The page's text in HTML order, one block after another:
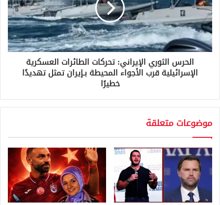
الحرس الثوري الإيراني: تحركات الطائرات العسكرية
الإسرائيلية قرب الأجواء المحيطة بـإيران تمثل تهديدًا
خطيرًا
موضوعات متعلقة